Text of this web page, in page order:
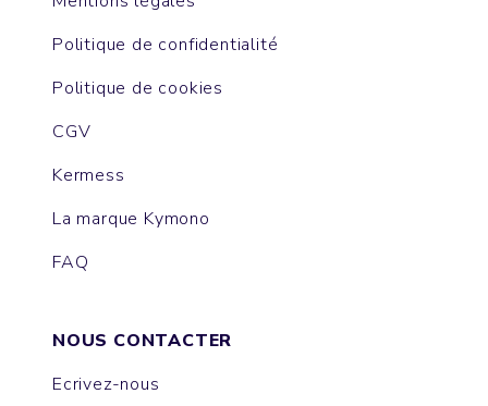
Politique de confidentialité
Politique de cookies
CGV
Kermess
La marque Kymono
FAQ
NOUS CONTACTER
Ecrivez-nous